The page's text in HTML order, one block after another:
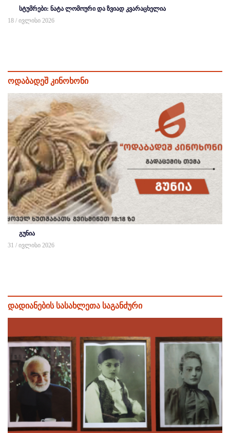
სტუმრები: ნატა ლომოური და ზვიად კვარაცხელია
18 / ივლისი 2026
ოდაბადეშ კინოხონი
გუნია
31 / ივლისი 2026
დადიანების სასახლეთა საგანძური